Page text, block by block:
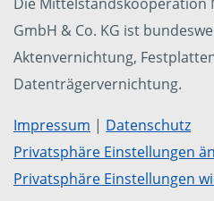
GmbH & Co. KG ist
Aktenvernichtung,
Datenträgervernichtung.
Impressum | Datenschutz
Privatsphäre Einstellungen
Privatsphäre Einstellungen